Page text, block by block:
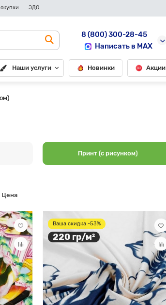
ЭДО
8 (800) 300-28-45
Написать в MAX
Наши услуги Новинки Акции
Принт (с рисунком)
Цена
Ваша скидка -53%
220 гр/м²